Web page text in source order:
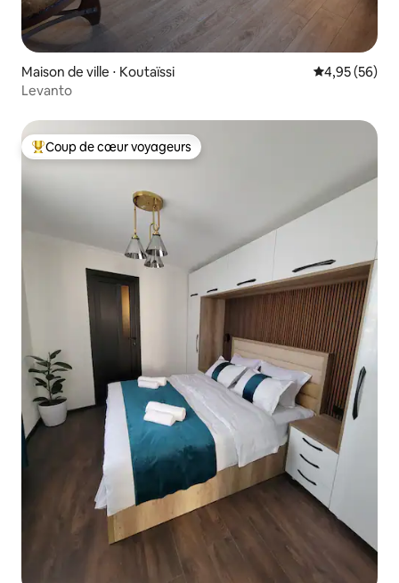
Maison de ville ⋅ Koutaïssi Évaluation
4,95 (56)
Levanto
Coups de cœur voyageurs les plus appréciés
Coup de cœur voyageurs